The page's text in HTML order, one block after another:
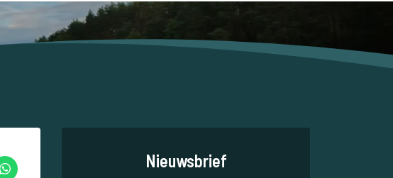
Nieuwsbrief